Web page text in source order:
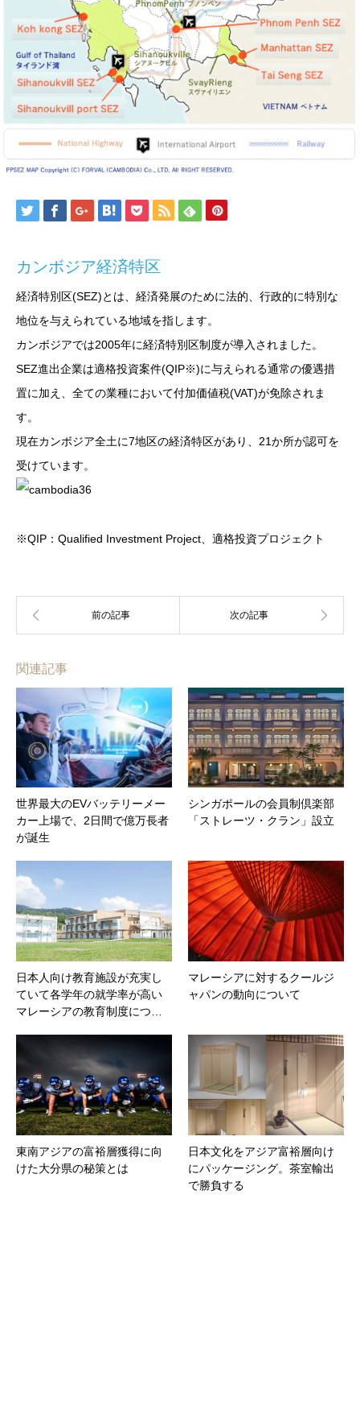
カンボジア経済特区
経済特別区(SEZ)とは、経済発展のために法的、行政的に特別な
地位を与えられている地域を指します。
カンボジアでは2005年に経済特別区制度が導入されました。
SEZ進出企業は適格投資案件(QIP※)に与えられる通常の優遇措
置に加え、全ての業種において付加価値税(VAT)が免除されま
す。
現在カンボジア全土に7地区の経済特区があり、21か所が認可を
受けています。
※QIP：Qualified Investment Project、適格投資プロジェクト
関連記事
世界最大のEVバッテリーメー
カー上場で、2日間で億万長者
が誕生
シンガポールの会員制倶楽部
「ストレーツ・クラン」設立
日本人向け教育施設が充実し
ていて各学年の就学率が高い
マレーシアの教育制度につ…
マレーシアに対するクールジ
ャパンの動向について
東南アジアの富裕層獲得に向
けた大分県の秘策とは
日本文化をアジア富裕層向け
にパッケージング。茶室輸出
で勝負する